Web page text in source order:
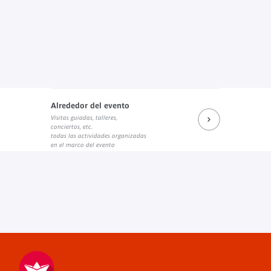
Alrededor del evento
Visitas guiadas, talleres,
conciertos, etc.
todas las actividades organizadas
en el marco del evento